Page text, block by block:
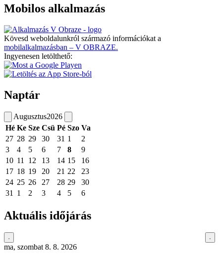
Mobilos alkalmazás
Kövesd weboldalunkról származó információkat a
mobilalkalmazásban – V OBRAZE.
Ingyenesen letölthető:
Naptár
Augusztus2026
Hé Ke Sze Csü Pé Szo Va
27 28 29 30 31 1
2
3
4 5 6 7 8
9
10 11 12 13 14 15
16
17 18 19 20 21 22
23
24 25 26 27 28 29
30
31
1 2 3 4 5 6
Aktuális időjárás
ma, szombat 8. 8. 2026